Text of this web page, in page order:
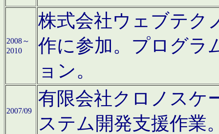
2008～
2010
株式会社ウェブテク
作に参加。プログラ
ョン。
2007/09
有限会社クロノスケ
ステム開発支援作業